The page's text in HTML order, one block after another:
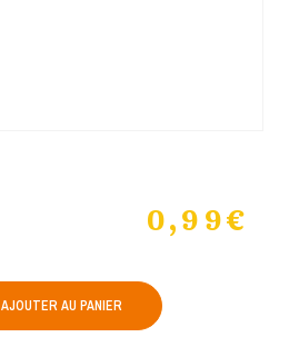
0,99€
AJOUTER AU PANIER